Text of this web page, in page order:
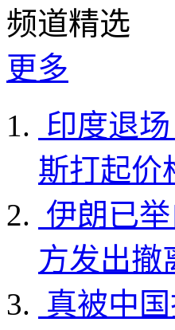
频道精选
更多
印度退
斯打起价
伊朗已
方发出撤
真被中